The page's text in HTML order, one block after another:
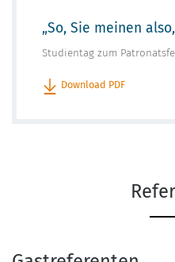
„So, Sie meinen
Studientag zum
Download PDF